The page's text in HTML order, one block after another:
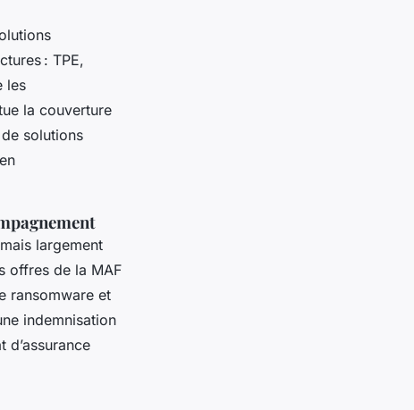
: TPE,
les
la couverture
solutions
largement
offres de la MAF
ransomware et
indemnisation
d’assurance